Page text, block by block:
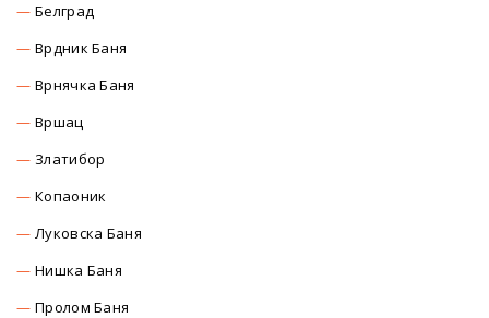
Белград
Врдник Баня
Врнячка Баня
Вршац
Златибор
Копаоник
Луковска Баня
Нишка Баня
Пролом Баня